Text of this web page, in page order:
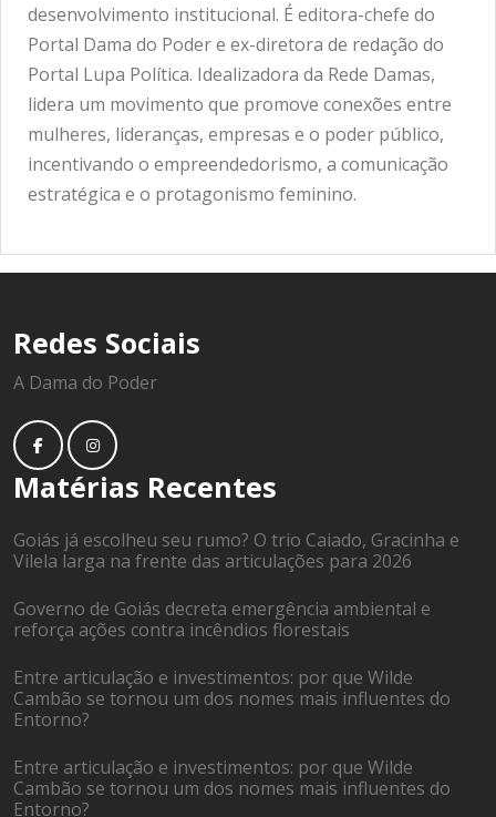
desenvolvimento institucional. É editora-chefe do
Portal Dama do Poder e ex-diretora de redação do
Portal Lupa Política. Idealizadora da Rede Damas,
lidera um movimento que promove conexões entre
mulheres, lideranças, empresas e o poder público,
incentivando o empreendedorismo, a comunicação
estratégica e o protagonismo feminino.
Redes Sociais
A Dama do Poder
Matérias Recentes
Goiás já escolheu seu rumo? O trio Caiado, Gracinha e
Vilela larga na frente das articulações para 2026
Governo de Goiás decreta emergência ambiental e
reforça ações contra incêndios florestais
Entre articulação e investimentos: por que Wilde
Cambão se tornou um dos nomes mais influentes do
Entorno?
Entre articulação e investimentos: por que Wilde
Cambão se tornou um dos nomes mais influentes do
Entorno?